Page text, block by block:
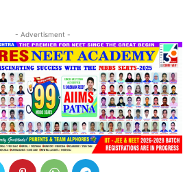
- Advertisment -